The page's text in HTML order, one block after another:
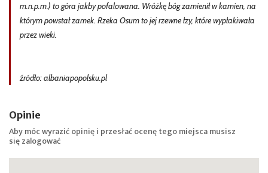
m.n.p.m.) to góra jakby pofalowana. Wróżkę bóg zamienił w kamien, na
którym powstał zamek. Rzeka Osum to jej rzewne łzy, które wypłakiwała
przez wieki.
źródło: albaniapopolsku.pl
Opinie
Aby móc wyrazić opinię i przesłać ocenę tego miejsca musisz
sięzalogować